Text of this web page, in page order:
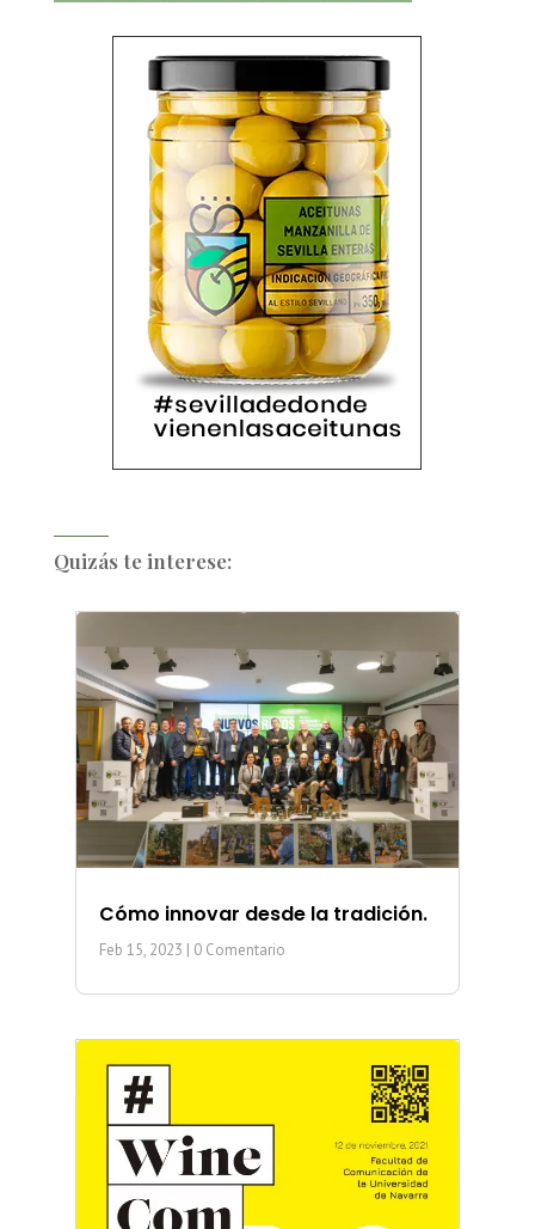
Quizás te interese:
Cómo innovar desde la tradición.
Feb 15, 2023 | 0 Comentario